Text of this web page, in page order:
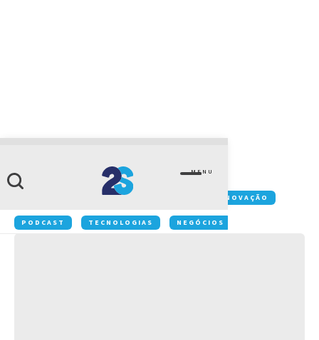
MENU
PODCAST TECNOLOGIAS NEGÓCIOS
Negócios
FÁBRICAS
INOVAÇÃO